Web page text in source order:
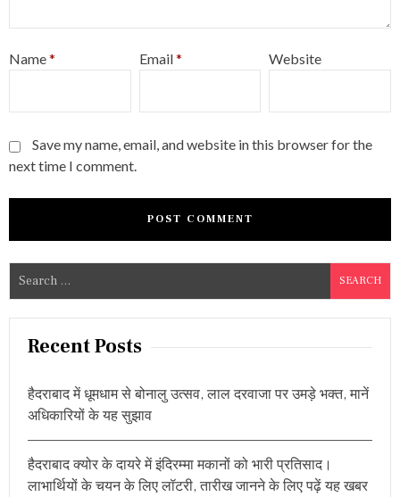
Name* Email* Website
Save my name, email, and website in this browser for the
next time I comment.
e
a
Recent Posts
हैदराबाद में धूमधाम से बोनालु उत्सव, लाल दरवाजा पर उमड़े भक्त, मानें
अधिकारियों के यह सुझाव
हैदराबाद क्योर के दायरे में इंदिरम्मा मकानों को भारी प्रतिसाद।
लाभार्थियों के चयन के लिए लॉटरी, तारीख जानने के लिए पढ़ें यह खबर